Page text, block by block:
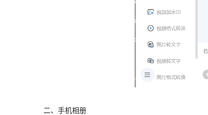
二、 手机相册